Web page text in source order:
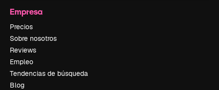
Empresa
Precios
Sobre nosotros
Reviews
Empleo
Tendencias de búsqueda
Blog